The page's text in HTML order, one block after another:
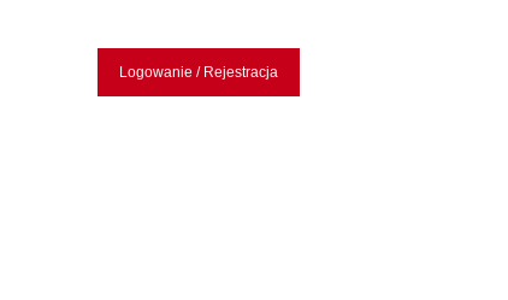
Logowanie / Rejestracja